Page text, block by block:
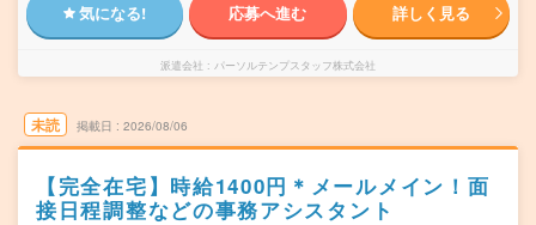
気になる! 応募へ進む 詳しく見る
派遣会社 パーソルテンプスタッフ株式会社
未読 掲載日 2026/08/06
【完全在宅】時給1400円＊メールメイン！面
接日程調整などの事務アシスタント